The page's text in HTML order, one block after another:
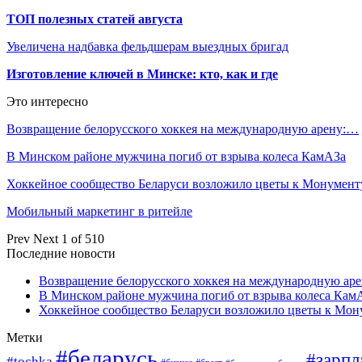
ТОП полезных статей августа
Увеличена надбавка фельдшерам выездных бригад
Изготовление ключей в Минске: кто, как и где
Это интересно
Возвращение белорусского хоккея на международную арену:…
В Минском районе мужчина погиб от взрыва колеса КамАЗа
Хоккейное сообщество Беларуси возложило цветы к
Мобильный маркетинг в ритейле
Prev Next 1 of 510
Последние новости
Возвращение белорусского хоккея на международную
В Минском районе мужчина погиб от взрыва колеса
Хоккейное сообщество Беларуси возложило цветы к
Метки